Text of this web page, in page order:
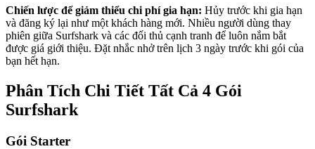
Chiến lược để giảm thiểu chi phí gia hạn: Hủy trước khi gia hạn
và đăng ký lại như một khách hàng mới. Nhiều người dùng thay
phiên giữa Surfshark và các đối thủ cạnh tranh để luôn nắm bắt
được giá giới thiệu. Đặt nhắc nhở trên lịch 3 ngày trước khi gói của
bạn hết hạn.
Phân Tích Chi Tiết Tất Cả 4 Gói
Surfshark
Gói Starter